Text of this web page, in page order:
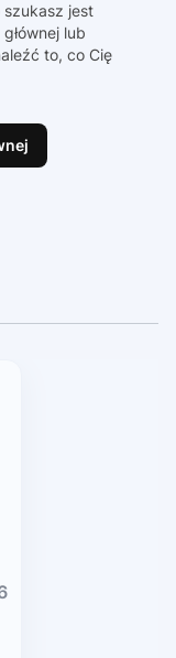
jest
lub
to, co Cię